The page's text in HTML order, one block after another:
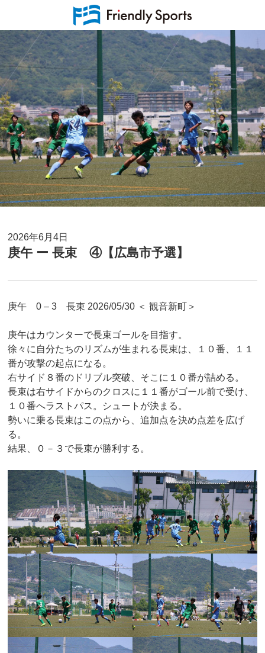
2026年6月4日
庚午 ー 長束 ④【広島市予選】
庚午 0 – 3 長束 2026/05/30 ＜ 観音新町＞
庚午はカウンターで長束ゴールを目指す。
徐々に自分たちのリズムが生まれる長束は、１０番、１１
番が攻撃の起点になる。
右サイド８番のドリブル突破、そこに１０番が詰める。
長束は右サイドからのクロスに１１番がゴール前で受け、
１０番へラストパス。シュートが決まる。
勢いに乗る長束はこの点から、追加点を決め点差を広げ
る。
結果、０－３で長束が勝利する。